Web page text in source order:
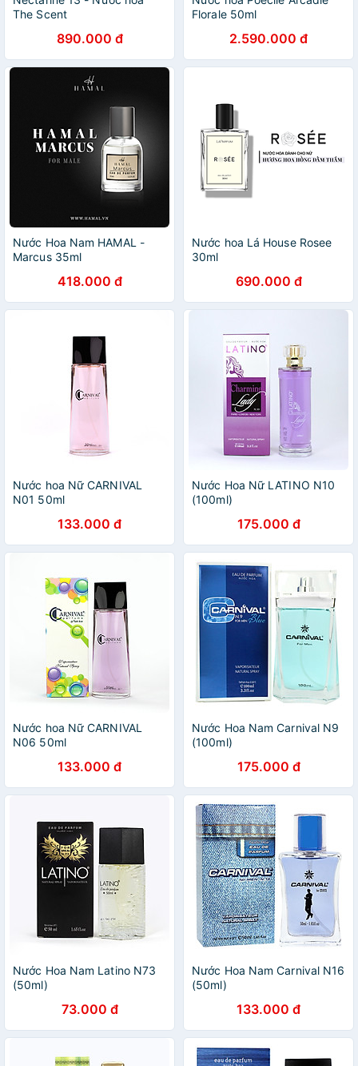
The Scent
890.000 đ
Florale 50ml
2.590.000 đ
Nước Hoa Nam HAMAL -
Marcus 35ml
418.000 đ
Nước hoa Lá House Rosee
30ml
690.000 đ
Nước hoa Nữ CARNIVAL
N01 50ml
133.000 đ
Nước Hoa Nữ LATINO N10
(100ml)
175.000 đ
Nước hoa Nữ CARNIVAL
N06 50ml
133.000 đ
Nước Hoa Nam Carnival N9
(100ml)
175.000 đ
Nước Hoa Nam Latino N73
(50ml)
73.000 đ
Nước Hoa Nam Carnival N16
(50ml)
133.000 đ